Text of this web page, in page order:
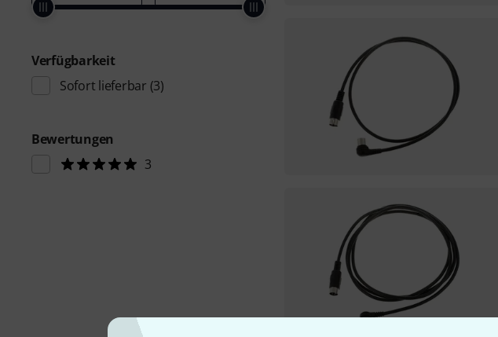
Verfügbarkeit
Sofort lieferbar (3)
Bewertungen
3